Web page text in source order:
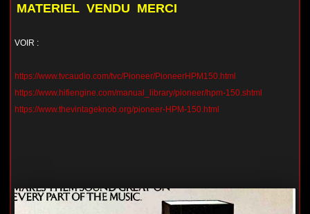
MATERIEL VENDU MERCI
VOIR :
https://www.tvcaudio.com/tvc/Pioneer/PioneerHPM150.html
https://www.hifiengine.com/manual_library/pioneer/hpm-150.shtml
https://www.thevintageknob.org/pioneer-HPM-150.html